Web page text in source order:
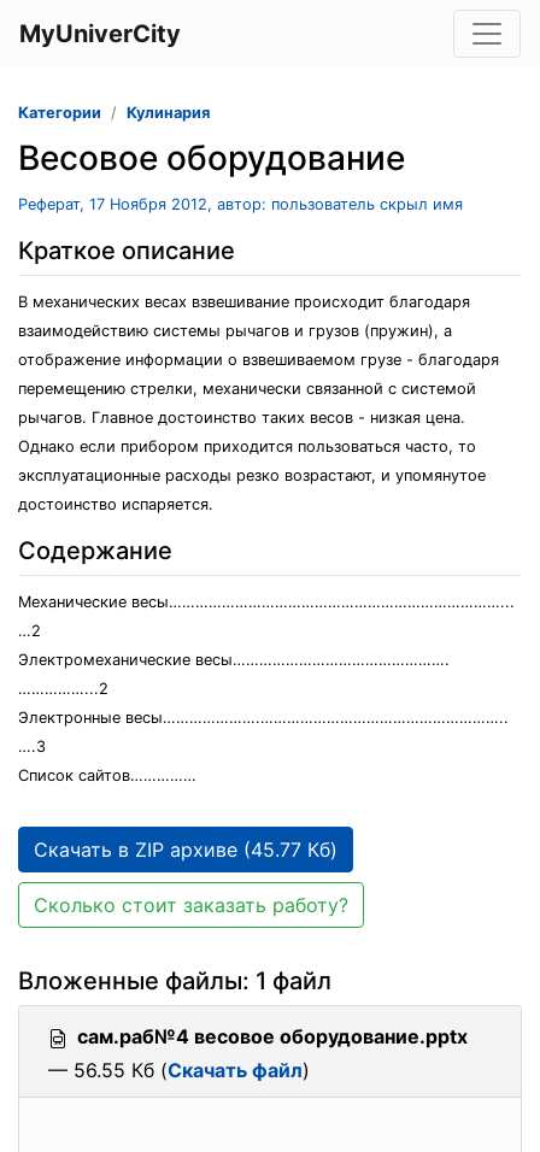
MyUniverCity
Категории Кулинария
Весовое оборудование
Реферат, 17 Ноября 2012, автор: пользователь скрыл имя
Краткое описание
В механических весах взвешивание происходит благодаря
взаимодействию системы рычагов и грузов (пружин), а
отображение информации о взвешиваемом грузе - благодаря
перемещению стрелки, механически связанной с системой
рычагов. Главное достоинство таких весов - низкая цена.
Однако если прибором приходится пользоваться часто, то
эксплуатационные расходы резко возрастают, и упомянутое
достоинство испаряется.
Содержание
Механические весы…………………………………………………………………...
…2
Электромеханические весы………………………………………….
……………...2
Электронные весы………………….………………………………………………..
….3
Список сайтов……………
Скачать в ZIP архиве (45.77 Кб)
Сколько стоит заказать работу?
Вложенные файлы: 1 файл
сам.раб№4 весовое оборудование.pptx
— 56.55 Кб (Скачать файл)